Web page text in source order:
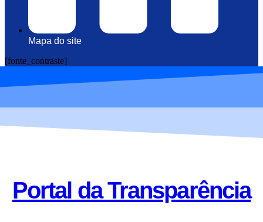
Mapa do site
[fonte_contraste]
Portal da Transparência